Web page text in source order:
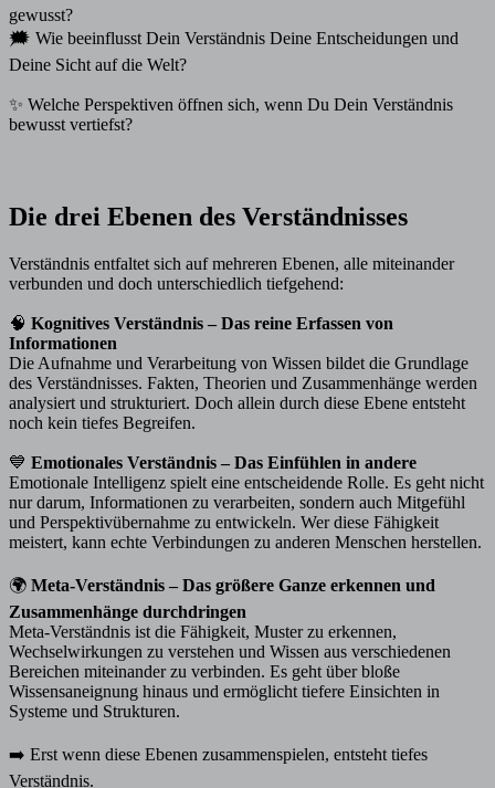
gewusst?
🗯️ Wie beeinflusst Dein Verständnis Deine Entscheidungen und
Deine Sicht auf die Welt?
✨ Welche Perspektiven öffnen sich, wenn Du Dein Verständnis
bewusst vertiefst?
Die drei Ebenen des Verständnisses
Verständnis entfaltet sich auf mehreren Ebenen, alle miteinander
verbunden und doch unterschiedlich tiefgehend:
🧠 Kognitives Verständnis – Das reine Erfassen von
Informationen
Die Aufnahme und Verarbeitung von Wissen bildet die Grundlage
des Verständnisses. Fakten, Theorien und Zusammenhänge werden
analysiert und strukturiert. Doch allein durch diese Ebene entsteht
noch kein tiefes Begreifen.
💙 Emotionales Verständnis – Das Einfühlen in andere
Emotionale Intelligenz spielt eine entscheidende Rolle. Es geht nicht
nur darum, Informationen zu verarbeiten, sondern auch Mitgefühl
und Perspektivübernahme zu entwickeln. Wer diese Fähigkeit
meistert, kann echte Verbindungen zu anderen Menschen herstellen.
🌍 Meta-Verständnis – Das größere Ganze erkennen und
Zusammenhänge durchdringen
Meta-Verständnis ist die Fähigkeit, Muster zu erkennen,
Wechselwirkungen zu verstehen und Wissen aus verschiedenen
Bereichen miteinander zu verbinden. Es geht über bloße
Wissensaneignung hinaus und ermöglicht tiefere Einsichten in
Systeme und Strukturen.
➡️ Erst wenn diese Ebenen zusammenspielen, entsteht tiefes
Verständnis.